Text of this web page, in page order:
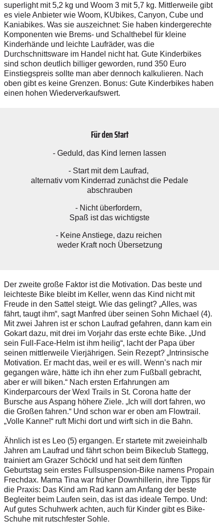
superlight mit 5,2 kg und Woom 3 mit 5,7 kg. Mittlerweile gibt
es viele Anbieter wie Woom, KUbikes, Canyon, Cube und
Kaniabikes. Was sie auszeichnet: Sie haben kindergerechte
Komponenten wie Brems- und Schalthebel für kleine
Kinderhände und leichte Laufräder, was die
Durchschnittsware im Handel nicht hat. Gute Kinderbikes
sind schon deutlich billiger geworden, rund 350 Euro
Einstiegspreis sollte man aber dennoch kalkulieren. Nach
oben gibt es keine Grenzen. Bonus: Gute Kinderbikes haben
einen hohen Wiederverkaufswert.
Für den Start
- Geduld, das Kind lernen lassen
- Start mit dem Laufrad,
alternativ vom Kinderrad zunächst die Pedale
abschrauben
- Nicht überfordern,
Spaß ist das wichtigste
- Keine Anstiege, dazu reichen
weder Kraft noch Übersetzung
Der zweite große Faktor ist die Motivation. Das beste und
leichteste Bike bleibt im Keller, wenn das Kind nicht mit
Freude in den Sattel steigt. Wie das gelingt? „Alles, was
fährt, taugt ihm“, sagt Manfred über seinen Sohn Michael (4).
Mit zwei Jahren ist er schon Laufrad gefahren, dann kam ein
Gokart dazu, mit drei im Vorjahr das erste echte Bike. „Und
sein Full-Face-Helm ist ihm heilig“, lacht der Papa über
seinen mittlerweile Vierjährigen. Sein Rezept? „Intrinsische
Motivation. Er macht das, weil er es will. Wenn’s nach mir
gegangen wäre, hätte ich ihn eher zum Fußball gebracht,
aber er will biken.“ Nach ersten Erfahrungen am
Kinderparcours der Wexl Trails in St. Corona hatte der
Bursche aus Aspang höhere Ziele. „Ich will dort fahren, wo
die Großen fahren.“ Und schon war er oben am Flowtrail.
„Volle Kanne!“ ruft Michi dort und wirft sich in die Bahn.
Ähnlich ist es Leo (5) ergangen. Er startete mit zweieinhalb
Jahren am Laufrad und fährt schon beim Bikeclub Stattegg,
trainiert am Grazer Schöckl und hat seit dem fünften
Geburtstag sein erstes Fullsuspension-Bike namens Propain
Frechdax. Mama Tina war früher Downhillerin, ihre Tipps für
die Praxis: Das Kind am Rad kann am Anfang der beste
Begleiter beim Laufen sein, das ist das ideale Tempo. Und:
Auf gutes Schuhwerk achten, auch für Kinder gibt es Bike-
Schuhe mit rutschfester Sohle.